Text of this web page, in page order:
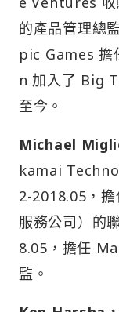
的產品管理總
pic Games 擔
n 加入了 Big
至今。
Michael
kamai
2-2018.05，
服務公司）的
8.05，擔任
監。